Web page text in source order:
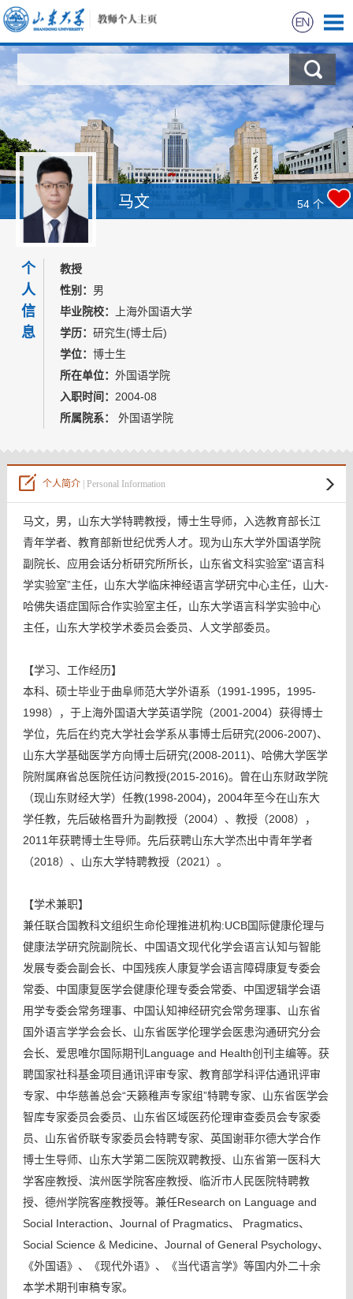
科学研究
教学研究
获奖信息
招生信息
学生信息
我的相册
教师博客
马文 54 个
个
人
信
息
教授
性别： 男
毕业院校：
上海外国语大学
学历： 研究生(博士后)
学位： 博士生
所在单位： 外国语学院
入职时间： 2004-08
所属院系：
外国语学院
个人简介| Personal Information
马文，男，山东大学特聘教授，博士生导师，入选教育部长江
青年学者、教育部新世纪优秀人才。现为山东大学外国语学院
副院长、应用会话分析研究所所长，山东省文科实验室“语言科
学实验室”主任，山东大学临床神经语言学研究中心主任，山大-
哈佛失语症国际合作实验室主任，山东大学语言科学实验中心
主任，山东大学校学术委员会委员、人文学部委员。
【学习、工作经历】
本科、硕士毕业于曲阜师范大学外语系（1991-1995，1995-
1998），于上海外国语大学英语学院（2001-2004）获得博士
学位，先后在约克大学社会学系从事博士后研究(2006-2007)、
山东大学基础医学方向博士后研究(2008-2011)、哈佛大学医学
院附属麻省总医院任访问教授(2015-2016)。曾在山东财政学院
（现山东财经大学）任教(1998-2004)，2004年至今在山东大
学任教，先后破格晋升为副教授（2004）、教授（2008），
2011年获聘博士生导师。先后获聘山东大学杰出中青年学者
（2018）、山东大学特聘教授（2021）。
【学术兼职】
兼任联合国教科文组织生命伦理推进机构:UCB国际健康伦理与
健康法学研究院副院长、中国语文现代化学会语言认知与智能
发展专委会副会长、中国残疾人康复学会语言障碍康复专委会
常委、中国康复医学会健康伦理专委会常委、中国逻辑学会语
用学专委会常务理事、中国认知神经研究会常务理事、山东省
国外语言学学会会长、山东省医学伦理学会医患沟通研究分会
会长、爱思唯尔国际期刊Language and Health创刊主编等。获
聘国家社科基金项目通讯评审专家、教育部学科评估通讯评审
专家、中华慈善总会“天籁稚声专家组”特聘专家、山东省医学会
智库专家委员会委员、山东省区域医药伦理审查委员会专家委
员、山东省侨联专家委员会特聘专家、英国谢菲尔德大学合作
博士生导师、山东大学第二医院双聘教授、山东省第一医科大
学客座教授、滨州医学院客座教授、临沂市人民医院特聘教
授、德州学院客座教授等。兼任Research on Language and
Social Interaction、Journal of Pragmatics、 Pragmatics、
Social Science & Medicine、Journal of General Psychology、
《外国语》、《现代外语》、《当代语言学》等国内外二十余
本学术期刊审稿专家。